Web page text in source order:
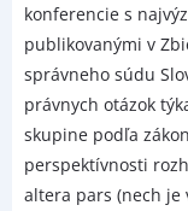
konferencie s
publikovanými v
správneho súdu
právnych otázok
skupine podľa
perspektívnosti
altera pars (nech je